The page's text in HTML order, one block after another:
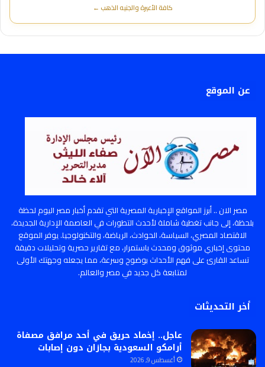
كافة الأعيرة والجنيه الذهب ←
عن الموقع
مصر الان .. أبرز المواقع الإخبارية المصرية التي تقدم أخبار مصر اليوم لحظة
بلحظة، إلى جانب تغطية شاملة لأحدث التطورات في العاصمة الإدارية الجديدة،
الاقتصاد المصري، السياسة، الحوادث، الرياضة، والتكنولوجيا. يوفر الموقع
محتوى إخباري موثوق ومحدث باستمرار، مع تقارير حصرية وتحليلات دقيقة
تساعد القارئ على فهم الأحداث بوضوح وسرعة، مما يجعله وجهتك الأولى
لمتابعة كل جديد في مصر والعالم.
أخر التحديثات
عاجل.. إخماد حريق في أحد مرافق مصفاة
أرامكو السعودية بجازان دون إصابات
أغسطس 9, 2026